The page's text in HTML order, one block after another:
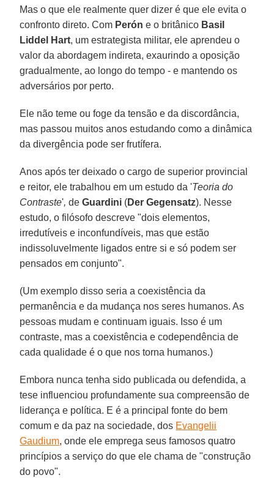
Mas o que ele realmente quer dizer é que ele evita o
confronto direto. Com Perón e o britânico Basil
Liddel Hart, um estrategista militar, ele aprendeu o
valor da abordagem indireta, exaurindo a oposição
gradualmente, ao longo do tempo - e mantendo os
adversários por perto.
Ele não teme ou foge da tensão e da discordância,
mas passou muitos anos estudando como a dinâmica
da divergência pode ser frutífera.
Anos após ter deixado o cargo de superior provincial
e reitor, ele trabalhou em um estudo da 'Teoria do
Contraste', deGuardini (Der Gegensatz). Nesse
estudo, o filósofo descreve "dois elementos,
irredutíveis e inconfundíveis, mas que estão
indissoluvelmente ligados entre si e só podem ser
pensados em conjunto".
(Um exemplo disso seria a coexistência da
permanência e da mudança nos seres humanos. As
pessoas mudam e continuam iguais. Isso é um
contraste, mas a coexistência e codependência de
cada qualidade é o que nos torna humanos.)
Embora nunca tenha sido publicada ou defendida, a
tese influenciou profundamente sua compreensão de
liderança e política. E é a principal fonte do bem
comum e da paz na sociedade, dos Evangelii
Gaudium, onde ele emprega seus famosos quatro
princípios a serviço do que ele chama de "construção
do povo".